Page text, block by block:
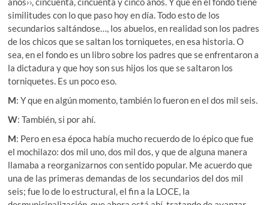
similitudes con lo que paso hoy en día. Todo esto de los
secundarios saltándose…, los abuelos, en realidad son los padres
de los chicos que se saltan los torniquetes, en esa historia. O
sea, en el fondo es un libro sobre los padres que se enfrentaron a
la dictadura y que hoy son sus hijos los que se saltaron los
torniquetes. Es un poco eso.
M: Y que en algún momento, también lo fueron en el dos mil seis.
W: También, si por ahí.
M: Pero en esa época había mucho recuerdo de lo épico que fue
el mochilazo: dos mil uno, dos mil dos, y que de alguna manera
llamaba a reorganizarnos con sentido popular. Me acuerdo que
una de las primeras demandas de los secundarios del dos mil
seis; fue lo de lo estructural, el fin a la LOCE, la